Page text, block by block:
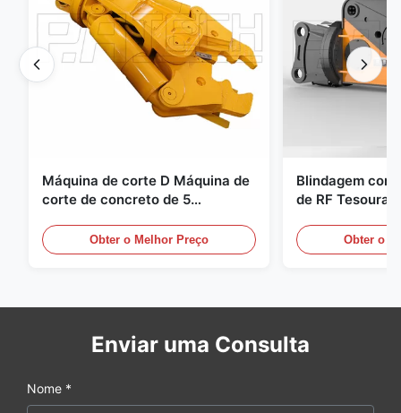
Máquina de corte D Máquina de
corte de concreto de 5
02A
Obter o Melhor Preço
Blindagem
de RF Tesoura
Hidráulica de
Obter o
Enviar uma Consulta
Nome *